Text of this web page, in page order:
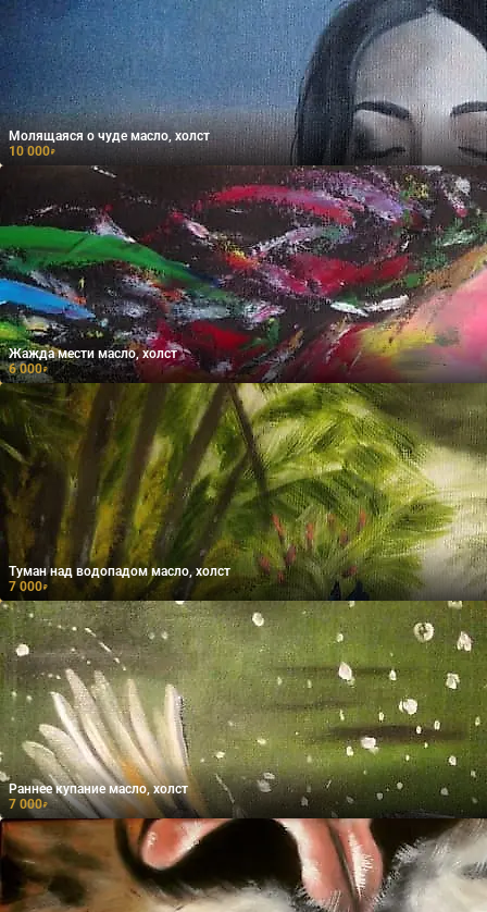
Молящаяся о чуде масло, холст
10 000₽
Жажда мести масло, холст
6 000₽
Туман над водопадом масло, холст
7 000₽
Раннее купание масло, холст
7 000₽